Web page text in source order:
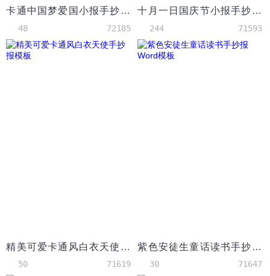
卡通中国梦爱国小报手抄报Word模板
48 72185
十月一日国庆节小报手抄报word模板
244 71593
精美可爱卡通风白衣天使手抄报模板
50 71619
紫色安徒生童话读书手抄报Word模板
30 71647